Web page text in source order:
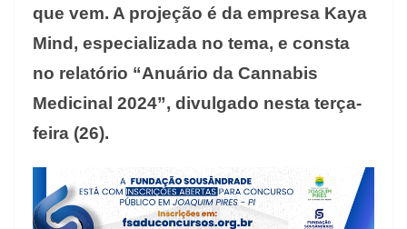
que vem. A projeção é da empresa Kaya
Mind, especializada no tema, e consta
no relatório “Anuário da Cannabis
Medicinal 2024”, divulgado nesta terça-
feira (26).